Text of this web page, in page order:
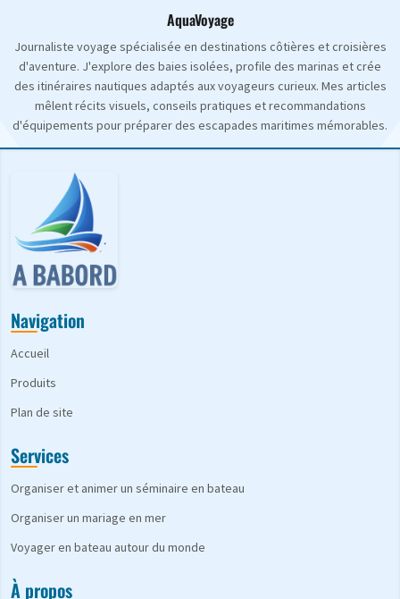
AquaVoyage
Journaliste voyage spécialisée en destinations côtières et croisières
d'aventure. J'explore des baies isolées, profile des marinas et crée
des itinéraires nautiques adaptés aux voyageurs curieux. Mes articles
mêlent récits visuels, conseils pratiques et recommandations
d'équipements pour préparer des escapades maritimes mémorables.
Navigation
Accueil
Produits
Plan de site
Services
Organiser et animer un séminaire en bateau
Organiser un mariage en mer
Voyager en bateau autour du monde
À propos